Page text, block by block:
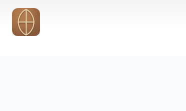
Skip to main content